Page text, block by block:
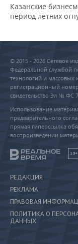
Казанские
период летних
© 2015 - 2026 Сетевое
Федеральной службой
технологий и массовых
регистрационный
свидетельство Эл № ФС
Использование
предварительного
прямая гиперссылка
воспроизведении
18+
РЕДАКЦИЯ
РЕКЛАМА
ПРАВОВАЯ
ПОЛИТИКА О
ДАННЫХ